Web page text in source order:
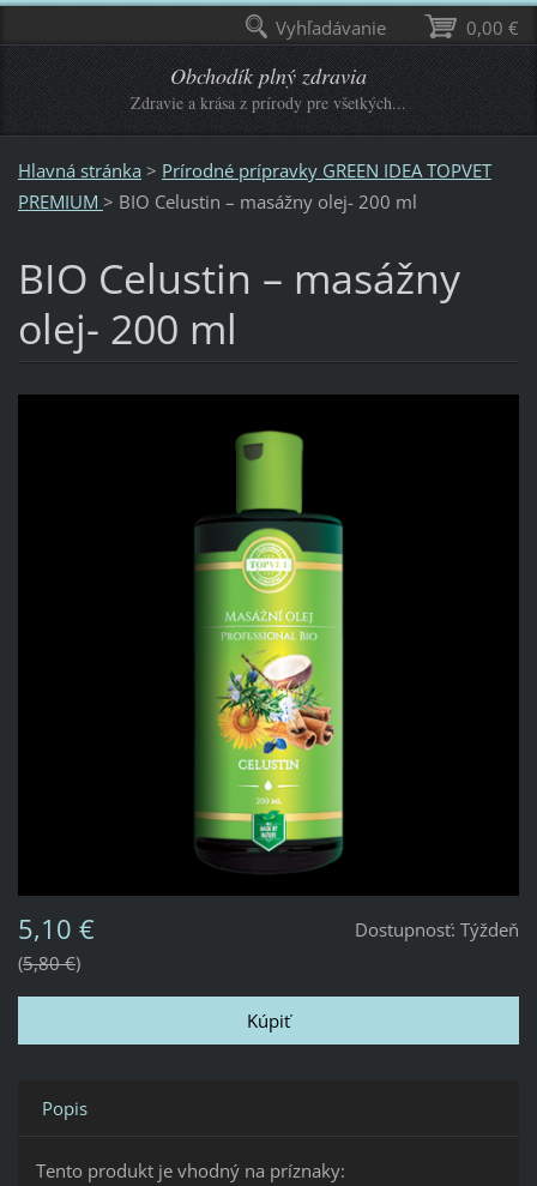
Obchodík plný zdravia
Zdravie a krása z prírody pre všetkých...
Hlavná stránka > Prírodné prípravky GREEN IDEA TOPVET
PREMIUM > BIO Celustin – masážny olej- 200 ml
BIO Celustin – masážny
olej- 200 ml
Dostupnosť: Týždeň
5,10 €
5,80 €
Popis
Tento produkt je vhodný na príznaky:
0,00 €
Vyhľadávanie